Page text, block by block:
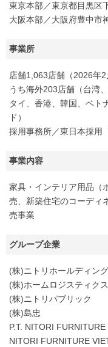
東京本部／東京都目黒区
大阪本部／大阪府豊中市
事業所
店舗1,063店舗（2026年2
うち海外203店舗（台湾
タイ、香港、韓国、ベト
ド）
採用事務所／東日本採用
事業内容
家具・インテリア用品（
売、新築住宅のコーディ
売事業
グループ企業
(株)ニトリホールディン
(株)ホームロジスティクス
(株)ニトリパブリック
(株)島忠
P.T. NITORI
NITORI FURNITURE